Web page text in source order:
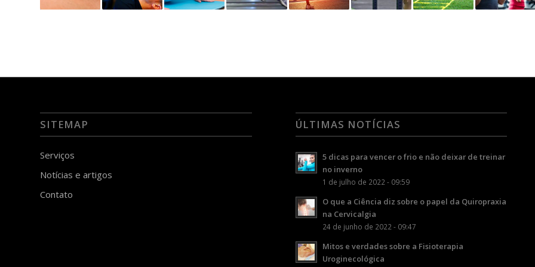
SITEMAP
Serviços
Notícias e artigos
Contato
ÚLTIMAS NOTÍCIAS
5 dicas para vencer o frio e não deixar de treinar
no inverno
1 de julho de 2022 - 09:59
O que a Ciência diz sobre o papel da Quiropraxia
na Cervicalgia
24 de junho de 2022 - 09:47
Mitos e verdades sobre a Fisioterapia
Uroginecológica